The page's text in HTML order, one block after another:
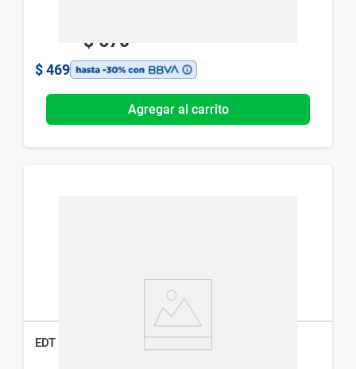
$ 670
$ 469
Agregar al carrito
EDT Dr. Selby Abracadabra Princesa x 50 ml